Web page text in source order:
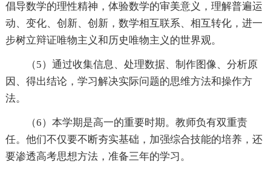
倡导数学的理性精神，体验数学的审美意义，理解普遍运
动、变化、创新、创新，数学相互联系、相互转化，进一
步树立辩证唯物主义和历史唯物主义的世界观。
（5）通过收集信息、处理数据、制作图像、分析原
因、得出结论，学习解决实际问题的思维方法和操作方
法。
（6）本学期是高一的重要时期。教师负有双重责
任。他们不仅要不断夯实基础，加强综合技能的培养，还
要渗透高考思想方法，准备三年的学习。